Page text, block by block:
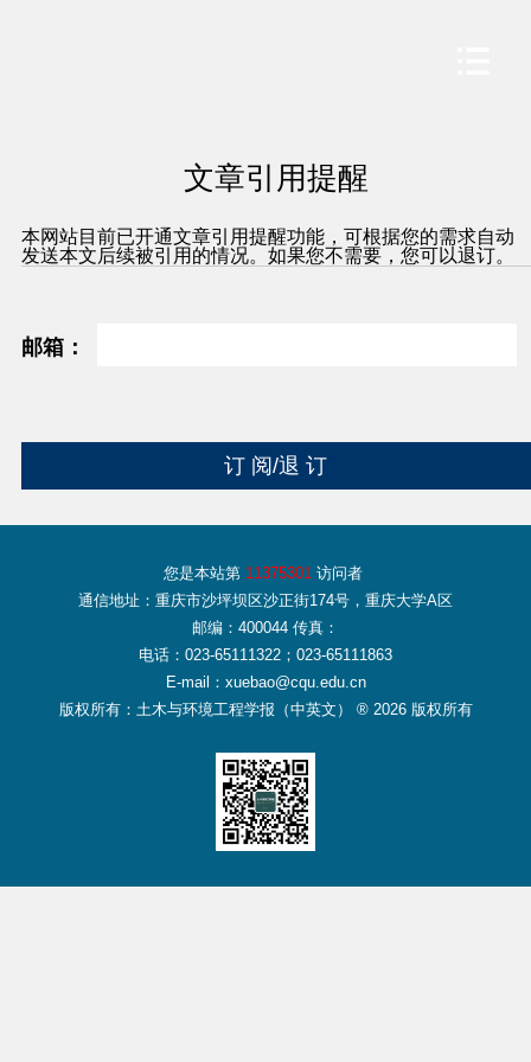
文章引用提醒
本网站目前已开通文章引用提醒功能，可根据您的需求自动
发送本文后续被引用的情况。如果您不需要，您可以退订。
邮箱：
您是本站第 11375301 访问者
通信地址：重庆市沙坪坝区沙正街174号，重庆大学A区
邮编：400044 传真：
电话：023-65111322；023-65111863
E-mail：xuebao@cqu.edu.cn
版权所有：土木与环境工程学报（中英文） ® 2026 版权所有